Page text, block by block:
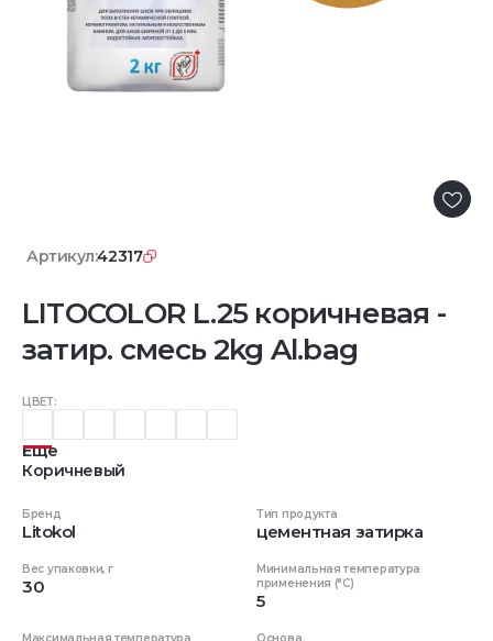
Артикул:42317
LITOCOLOR L.25 коричневая -
затир. смесь 2kg Al.bag
ЦВЕТ:
Еще
Коричневый
Бренд
Litokol
Тип продукта
цементная затирка
Вес упаковки, г
30
Минимальная температура
применения (°C)
5